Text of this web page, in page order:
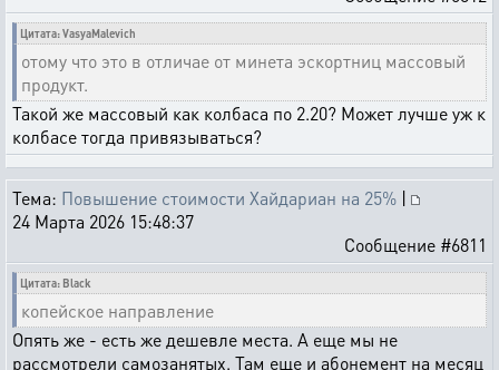
Цитата: VasyaMalevich
отому что это в отличае от минета эскортниц массовый
продукт.
Такой же массовый как колбаса по 2.20? Может лучше уж к
колбасе тогда привязываться?
Тема: Повышение стоимости Хайдариан на 25% |
24 Марта 2026 15:48:37
Сообщение #6811
Цитата: Black
копейское направление
Опять же - есть же дешевле места. А еще мы не
рассмотрели самозанятых. Там еще и абонемент на месяц